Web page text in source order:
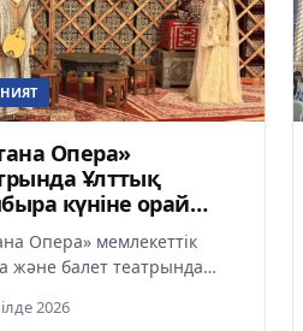
Опера»
Ұлттық
күніне орай
ашылды
Опера» мемлекеттік
және балет театрында
рөлде – Домбыра» атты
2026